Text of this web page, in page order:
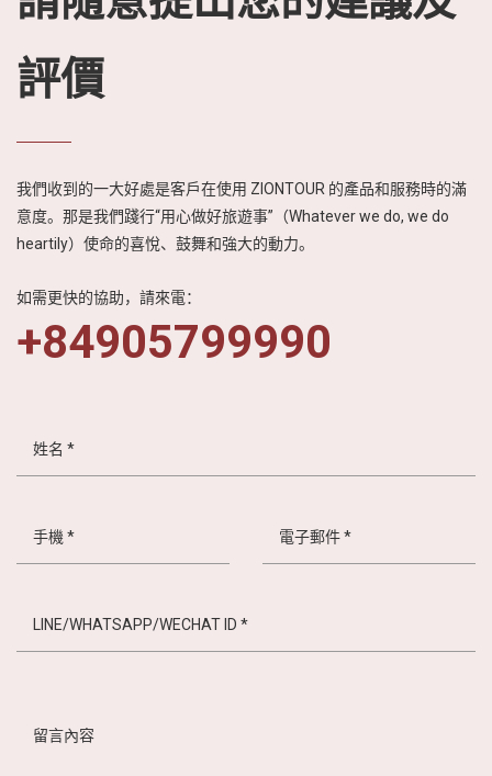
評價
我們收到的一大好處是客戶在使用 ZIONTOUR 的產品和服務時的滿
意度。那是我們踐行“用心做好旅遊事”（Whatever we do, we do
heartily）使命的喜悅、鼓舞和強大的動力。
如需更快的協助，請來電：
+84905799990